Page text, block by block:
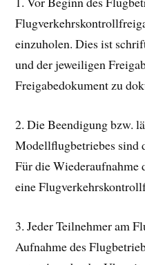
einzuholen. Dies ist
und der jeweiligen
Freigabedokument zu
2. Die Beendigung bzw.
Modellflugbetriebes sind
Für die Wiederaufnahme
eine
3. Jeder Teilnehmer am
Aufnahme des